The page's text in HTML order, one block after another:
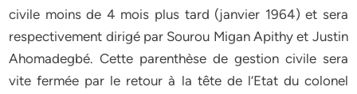
civile moins de 4 mois plus tard (janvier 1964) et sera
respectivement dirigé par Sourou Migan Apithy et Justin
Ahomadegbé. Cette parenthèse de gestion civile sera
vite fermée par le retour à la tête de l’Etat du colonel